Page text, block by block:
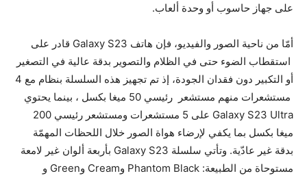
على جهاز حاسوب أو وحدة ألعاب.
أمّا من ناحية الصور والفيديو، فإن هاتف Galaxy S23 قادر على
استقطاب الضوء حتى في الظلام والتصوير بدقة عالية في التصغير
أو التكبير دون فقدان الجودة، إذ تم تجهيز هذه السلسلة بنظام مع 4
مستشعرات منهم مستشعر رئيسي 50 ميغا بكسل ، بينما يحتوي
Galaxy S23 Ultra على 5 مستشعرات ومستشعر رئيسي 200
ميغا بكسل بما يكفي لإرضاء هواة الصور خلال اللحظات المهمّة
بدقة غير عادّية. وتأتي سلسلة Galaxy S23 بأربعة ألوان غير لامعة
مستوحاة من الطبيعة: Phantom Black وCream وGreen و